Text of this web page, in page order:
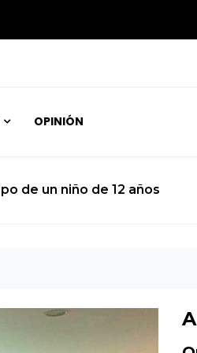
OPINIÓN
una subsistencia de rebalse